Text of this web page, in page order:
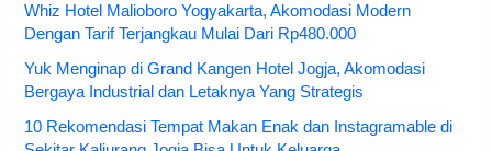
Whiz Hotel Malioboro Yogyakarta, Akomodasi Modern
Dengan Tarif Terjangkau Mulai Dari Rp480.000
Yuk Menginap di Grand Kangen Hotel Jogja, Akomodasi
Bergaya Industrial dan Letaknya Yang Strategis
10 Rekomendasi Tempat Makan Enak dan Instagramable di